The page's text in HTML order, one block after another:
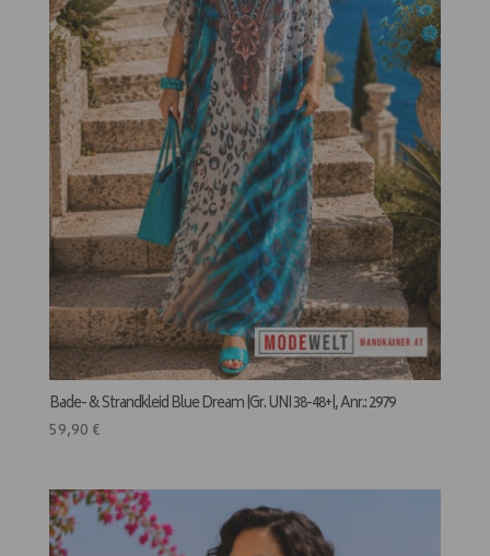
Bade- & Strandkleid Blue Dream |Gr. UNI 38-48+|, Anr.: 2979
59,90 €